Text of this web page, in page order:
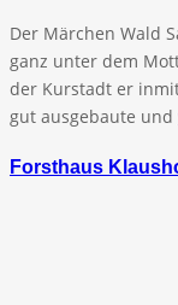
Der Märchen Wald
ganz unter dem
der Kurstadt er
gut ausgebaute und
Forsthaus